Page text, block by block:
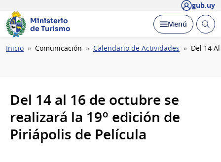
gub.uy
Ministerio
de Turismo
Desplegar
Menú Abrir
Ruta
Inicio Comunicación Calendario de Actividades Del 14
Del 14 al 16 de octubre se
realizará la 19º edición de
Piriápolis de Película